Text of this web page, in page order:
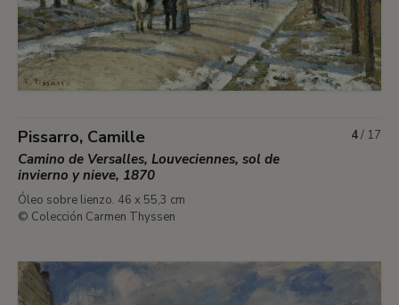
Pissarro, Camille
Camino de Versalles, Louveciennes, sol de
invierno y nieve, 1870
Óleo sobre lienzo. 46 x 55,3 cm
© Colección Carmen Thyssen
4/ 17